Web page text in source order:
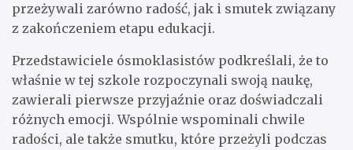
przeżywali zarówno radość, jak i smutek związany
z zakończeniem etapu edukacji.
Przedstawiciele ósmoklasistów podkreślali, że to
właśnie w tej szkole rozpoczynali swoją naukę,
zawierali pierwsze przyjaźnie oraz doświadczali
różnych emocji. Wspólnie wspominali chwile
radości, ale także smutku, które przeżyli podczas